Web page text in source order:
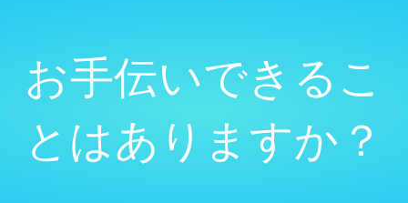
お手伝いできるこ
とはありますか？